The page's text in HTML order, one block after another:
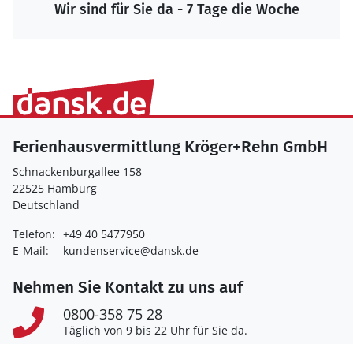
Wir sind für Sie da - 7 Tage die Woche
Ferienhausvermittlung Kröger+Rehn GmbH
Schnackenburgallee 158
22525 Hamburg
Deutschland
Telefon: +49 40 5477950
E-Mail:
kundenservice@dansk.de
Nehmen Sie Kontakt zu uns auf
0800-358 75 28
Täglich von 9 bis 22 Uhr für Sie da.